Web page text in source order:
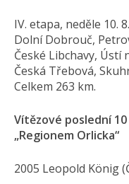
IV. etapa, neděle 10.
Dolní Dobrouč,
České Libchavy, Ústí
Česká Třebová,
Celkem 263 km.
Vítězové poslední
„Regionem Orlicka“
2005 Leopold König